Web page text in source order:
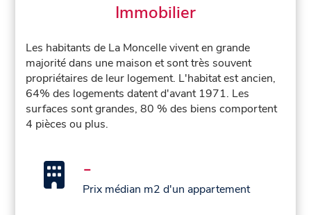
Immobilier
Les habitants de La Moncelle vivent en grande
majorité dans une maison et sont très souvent
propriétaires de leur logement. L'habitat est ancien,
64% des logements datent d'avant 1971. Les
surfaces sont grandes, 80 % des biens comportent
4 pièces ou plus.
-
Prix médian m2 d'un appartement